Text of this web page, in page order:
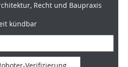
Recht und Baupraxis
kündbar